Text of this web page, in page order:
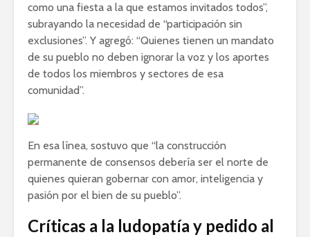
como una fiesta a la que estamos invitados todos”,
subrayando la necesidad de “participación sin
exclusiones”. Y agregó: “Quienes tienen un mandato
de su pueblo no deben ignorar la voz y los aportes
de todos los miembros y sectores de esa
comunidad”.
En esa línea, sostuvo que “la construcción
permanente de consensos debería ser el norte de
quienes quieran gobernar con amor, inteligencia y
pasión por el bien de su pueblo”.
Críticas a la ludopatía y pedido al